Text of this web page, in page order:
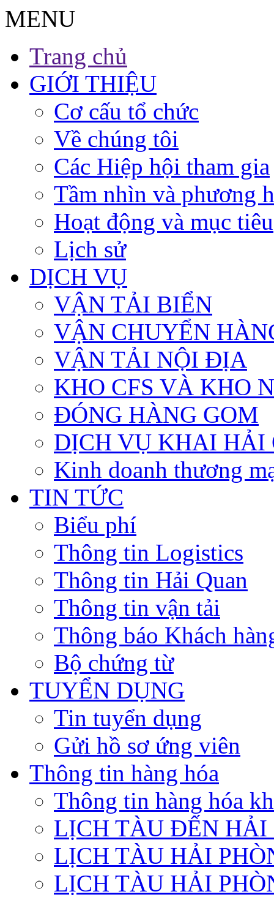
MENU
Trang chủ
GIỚI THIỆU
Cơ cấu tổ chức
Về chúng tôi
Các Hiệp hội tham gia
Tầm nhìn và phương
Hoạt động và mục tiêu
Lịch sử
DỊCH VỤ
VẬN TẢI BIỂN
VẬN CHUYỂN
VẬN TẢI NỘI ĐỊA
KHO CFS VÀ KHO
ĐÓNG HÀNG GOM
DỊCH VỤ KHAI HẢI
Kinh doanh thương
TIN TỨC
Biểu phí
Thông tin Logistics
Thông tin Hải Quan
Thông tin vận tải
Thông báo Khách
Bộ chứng từ
TUYỂN DỤNG
Tin tuyển dụng
Gửi hồ sơ ứng viên
Thông tin hàng hóa
Thông tin hàng hóa
LỊCH TÀU ĐẾN HẢI
LỊCH TÀU HẢI
LỊCH TÀU HẢI